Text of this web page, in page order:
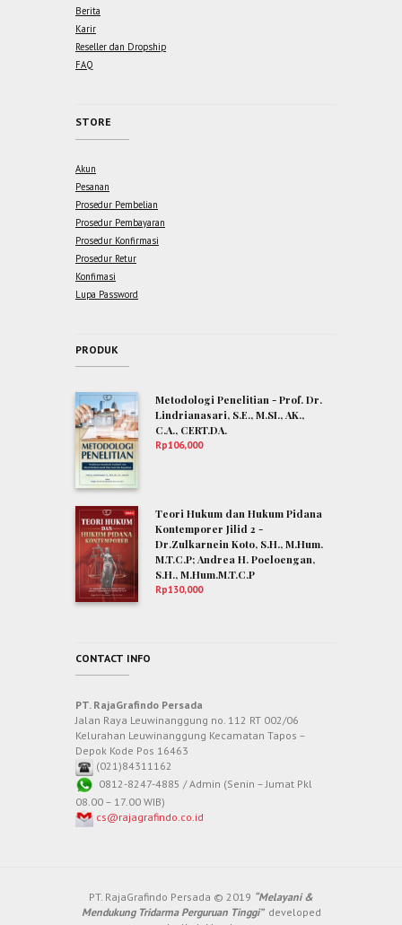
Berita
Karir
Reseller dan Dropship
FAQ
STORE
Akun
Pesanan
Prosedur Pembelian
Prosedur Pembayaran
Prosedur Konfirmasi
Prosedur Retur
Konfimasi
Lupa Password
PRODUK
Metodologi Penelitian - Prof. Dr.
Lindrianasari, S.E., M.SI., AK.,
C.A., CERT.DA.
Rp106,000
Teori Hukum dan Hukum Pidana
Kontemporer Jilid 2 -
Dr.Zulkarnein Koto, S.H., M.Hum.
M.T.C.P; Andrea H. Poeloengan,
S.H., M.Hum.M.T.C.P
Rp130,000
CONTACT INFO
PT. RajaGrafindo Persada
Jalan Raya Leuwinanggung no. 112 RT 002/06
Kelurahan Leuwinanggung Kecamatan Tapos –
Depok Kode Pos 16463
(021)84311162
0812-8247-4885 / Admin (Senin – Jumat Pkl
08.00 – 17.00 WIB)
cs@rajagrafindo.co.id
PT. RajaGrafindo Persada © 2019 “Melayani &
Mendukung Tridarma Perguruan Tinggi” developed